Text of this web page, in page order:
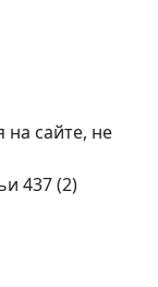
сайте, не
437 (2)